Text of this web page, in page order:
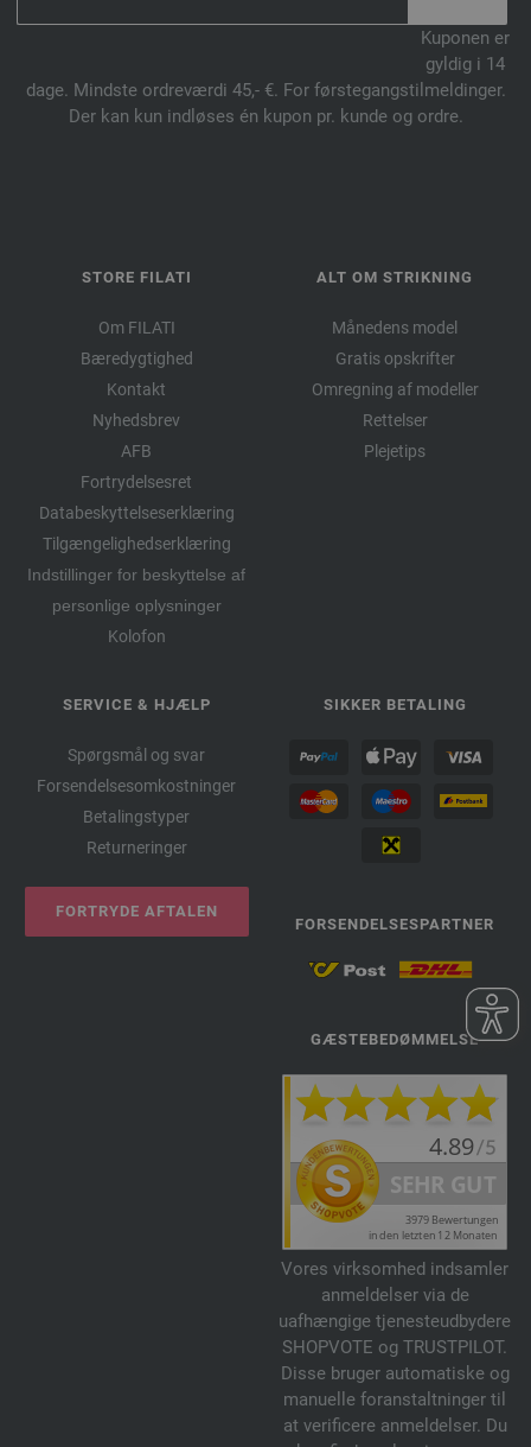
Kuponen er
gyldig i 14
dage. Mindste ordreværdi 45,- €. For førstegangstilmeldinger.
Der kan kun indløses én kupon pr. kunde og ordre.
STORE FILATI
Om FILATI
Bæredygtighed
Kontakt
Nyhedsbrev
AFB
Fortrydelsesret
Databeskyttelseserklæring
Tilgængelighedserklæring
Indstillinger for beskyttelse af
personlige oplysninger
Kolofon
ALT OM STRIKNING
Månedens model
Gratis opskrifter
Omregning af modeller
Rettelser
Plejetips
SERVICE & HJÆLP
Spørgsmål og svar
Forsendelsesomkostninger
Betalingstyper
Returneringer
FORTRYDE AFTALEN
SIKKER BETALING
FORSENDELSESPARTNER
GÆSTEBEDØMMELSE
Vores virksomhed indsamler
anmeldelser via de
uafhængige tjenesteudbydere
SHOPVOTE og TRUSTPILOT.
Disse bruger automatiske og
manuelle foranstaltninger til
at verificere anmeldelser. Du